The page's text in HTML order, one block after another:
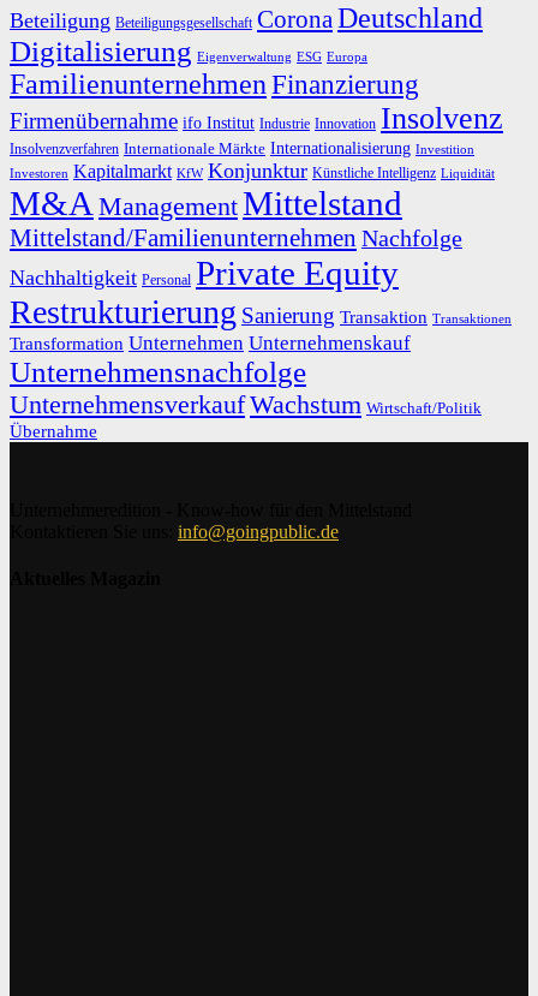
Beteiligung Beteiligungsgesellschaft CoronaDeutschland
Digitalisierung Eigenverwaltung ESG Europa
Familienunternehmen Finanzierung
Firmenübernahme ifo Institut Industrie Innovation Insolvenz
Insolvenzverfahren Internationale Märkte Internationalisierung Investition
Investoren Kapitalmarkt KfW Konjunktur Künstliche Intelligenz Liquidität
M&A ManagementMittelstand
Mittelstand/Familienunternehmen Nachfolge
Nachhaltigkeit Personal Private Equity
Restrukturierung Sanierung Transaktion Transaktionen
Transformation Unternehmen Unternehmenskauf
Unternehmensnachfolge
UnternehmensverkaufWachstum Wirtschaft/Politik
Übernahme
info@goingpublic.de